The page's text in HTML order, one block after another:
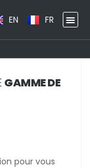
EN FR
GAMME DE
pour vous